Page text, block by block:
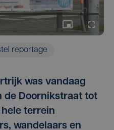
reportage
was vandaag
de Doornikstraat tot
terrein
wandelaars en